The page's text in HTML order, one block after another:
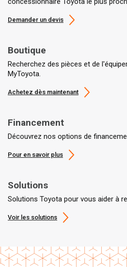
Demander un devis
Boutique
Recherchez des pièces et de
MyToyota.
Achetez dès maintenant
Financement
Découvrez nos options de
Pour en savoir plus
Solutions
Solutions Toyota pour vous aider à
Voir les solutions